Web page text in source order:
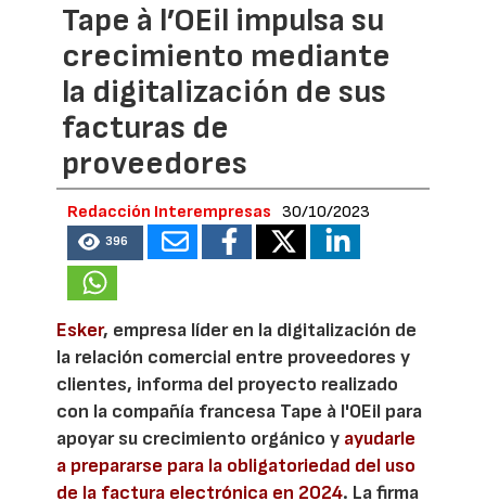
Tape à l’OEil impulsa su
crecimiento mediante
la digitalización de sus
facturas de
proveedores
Redacción Interempresas 30/10/2023
396
Esker, empresa líder en la digitalización de
la relación comercial entre proveedores y
clientes, informa del proyecto realizado
con la compañía francesa Tape à l'OEil para
apoyar su crecimiento orgánico y ayudarle
a prepararse para la obligatoriedad del uso
de la factura electrónica en 2024. La firma